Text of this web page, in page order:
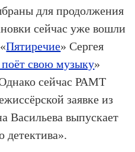
для продолжения
сейчас уже вошли
Пятиречие» Сергея
свою музыку»
сейчас РАМТ
заявке из
Васильева выпускает
детектива».